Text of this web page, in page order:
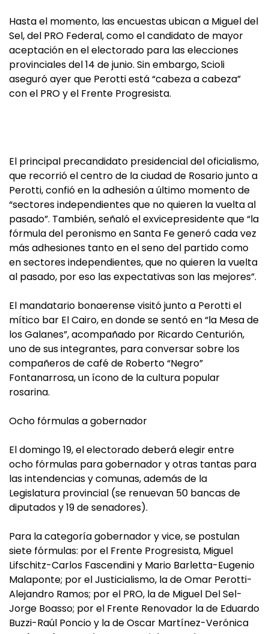
Hasta el momento, las encuestas ubican a Miguel del
Sel, del PRO Federal, como el candidato de mayor
aceptación en el electorado para las elecciones
provinciales del 14 de junio. Sin embargo, Scioli
aseguró ayer que Perotti está “cabeza a cabeza”
con el PRO y el Frente Progresista.
El principal precandidato presidencial del oficialismo,
que recorrió el centro de la ciudad de Rosario junto a
Perotti, confió en la adhesión a último momento de
“sectores independientes que no quieren la vuelta al
pasado”. También, señaló el exvicepresidente que “la
fórmula del peronismo en Santa Fe generó cada vez
más adhesiones tanto en el seno del partido como
en sectores independientes, que no quieren la vuelta
al pasado, por eso las expectativas son las mejores”.
El mandatario bonaerense visitó junto a Perotti el
mítico bar El Cairo, en donde se sentó en “la Mesa de
los Galanes”, acompañado por Ricardo Centurión,
uno de sus integrantes, para conversar sobre los
compañeros de café de Roberto “Negro”
Fontanarrosa, un ícono de la cultura popular
rosarina.
Ocho fórmulas a gobernador
El domingo 19, el electorado deberá elegir entre
ocho fórmulas para gobernador y otras tantas para
las intendencias y comunas, además de la
Legislatura provincial (se renuevan 50 bancas de
diputados y 19 de senadores).
Para la categoría gobernador y vice, se postulan
siete fórmulas: por el Frente Progresista, Miguel
Lifschitz-Carlos Fascendini y Mario Barletta-Eugenio
Malaponte; por el Justicialismo, la de Omar Perotti-
Alejandro Ramos; por el PRO, la de Miguel Del Sel-
Jorge Boasso; por el Frente Renovador la de Eduardo
Buzzi-Raúl Poncio y la de Oscar Martínez-Verónica